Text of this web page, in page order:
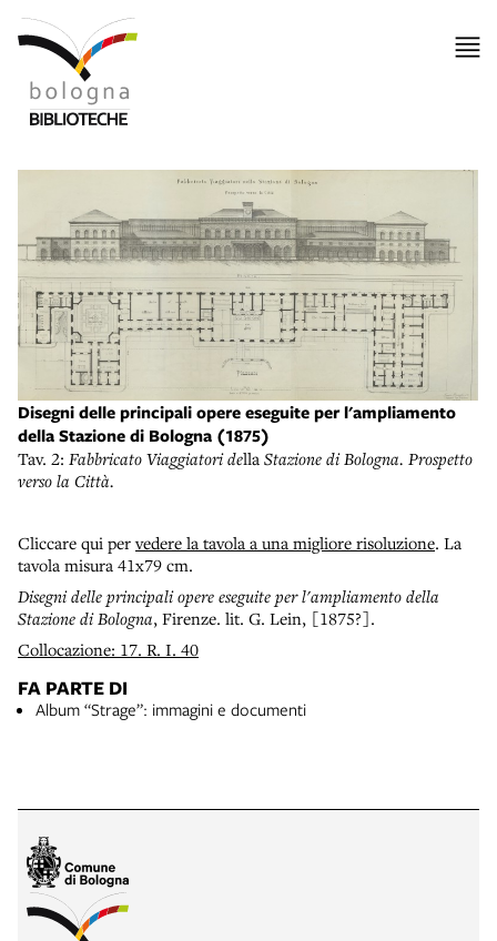
Disegni delle principali opere eseguite per l'ampliamento
della Stazione di Bologna (1875)
Tav. 2: Fabbricato Viaggiatori della Stazione di Bologna. Prospetto
verso la Città.
Cliccare qui pervedere la tavola a una migliore risoluzione. La
tavola misura 41x79 cm.
Disegni delle principali opere eseguite per l'ampliamento della
Stazione di Bologna, Firenze. lit. G. Lein, [1875?].
Collocazione: 17. R. I. 40
FA PARTE DI
Album “Strage”: immagini e documenti